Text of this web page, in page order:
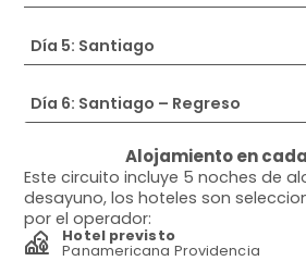
Día 5: Santiago
Día 6: Santiago – Regreso
Alojamiento en
Este circuito incluye 5 noches de
desayuno, los hoteles son
por el operador:
Hotel previsto
Panamericana Providencia